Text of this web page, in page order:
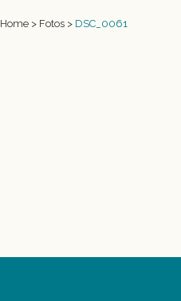
Home > Fotos > DSC_0061